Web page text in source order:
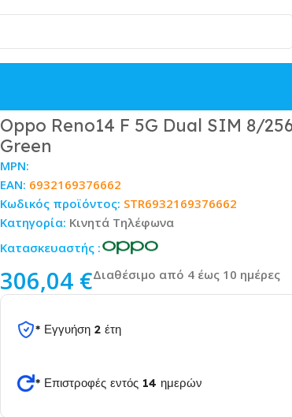
Oppo Reno14 F 5G Dual SIM 8/
Green
Κατασκευαστής :
MPN:
EAN: 6932169376662
Κωδικός προϊόντος: STR6932169376662
Κατηγορία: Κινητά Τηλέφωνα
306,04 €Διαθέσιμο από 4 έως 10 ημέρες
* Εγγυήση 2 έτη
* Επιστροφές εντός 14 ημερών